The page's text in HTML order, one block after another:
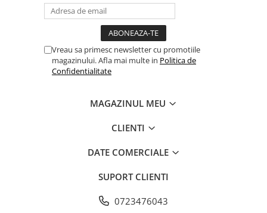
Vreau sa primesc newsletter cu promotiile
magazinului. Afla mai multe in Politica de
Confidentialitate
MAGAZINUL MEU
CLIENTI
DATE COMERCIALE
SUPORT CLIENTI
0723476043